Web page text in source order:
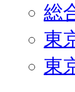
総
東
東